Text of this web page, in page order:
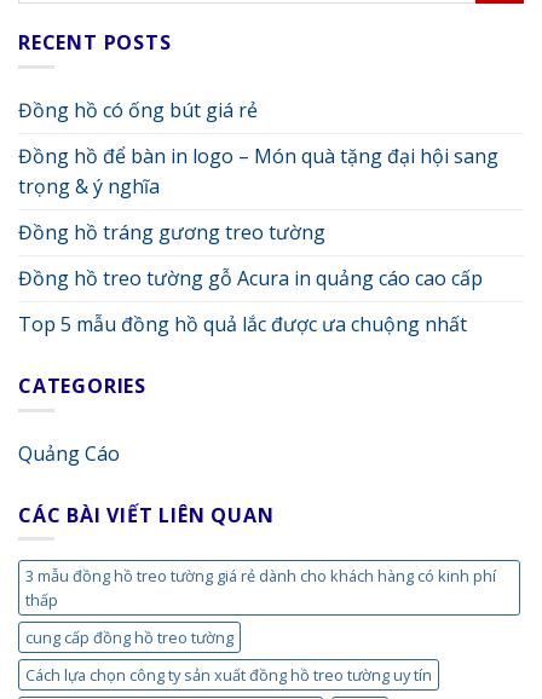
RECENT POSTS
Đồng hồ có ống bút giá rẻ
Đồng hồ để bàn in logo – Món quà tặng đại hội sang
trọng & ý nghĩa
Đồng hồ tráng gương treo tường
Đồng hồ treo tường gỗ Acura in quảng cáo cao cấp
Top 5 mẫu đồng hồ quả lắc được ưa chuộng nhất
CATEGORIES
Quảng Cáo
CÁC BÀI VIẾT LIÊN QUAN
3 mẫu đồng hồ treo tường giá rẻ dành cho khách hàng có kinh phí
thấp
cung cấp đồng hồ treo tường
Cách lựa chọn công ty sản xuất đồng hồ treo tường uy tín